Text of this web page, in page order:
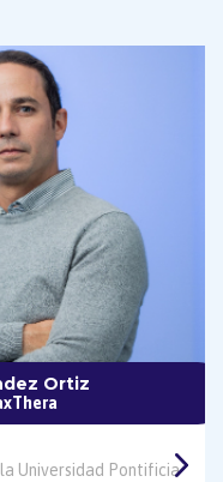
Ortiz
Universidad Pontificia